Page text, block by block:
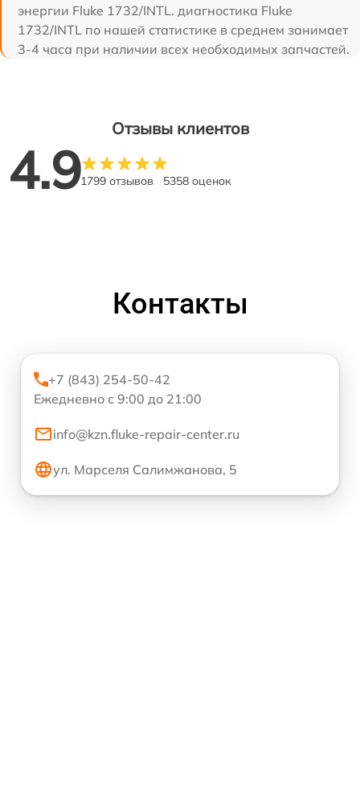
энергии Fluke 1732/INTL. диагностика Fluke
1732/INTL по нашей статистике в среднем занимает
3-4 часа при наличии всех необходимых запчастей.
Отзывы клиентов
4.91799 отзывов 5358 оценок
Контакты
+7 (843) 254-50-42
Ежедневно с 9:00 до 21:00
info@kzn.fluke-repair-center.ru
ул. Марселя Салимжанова, 5